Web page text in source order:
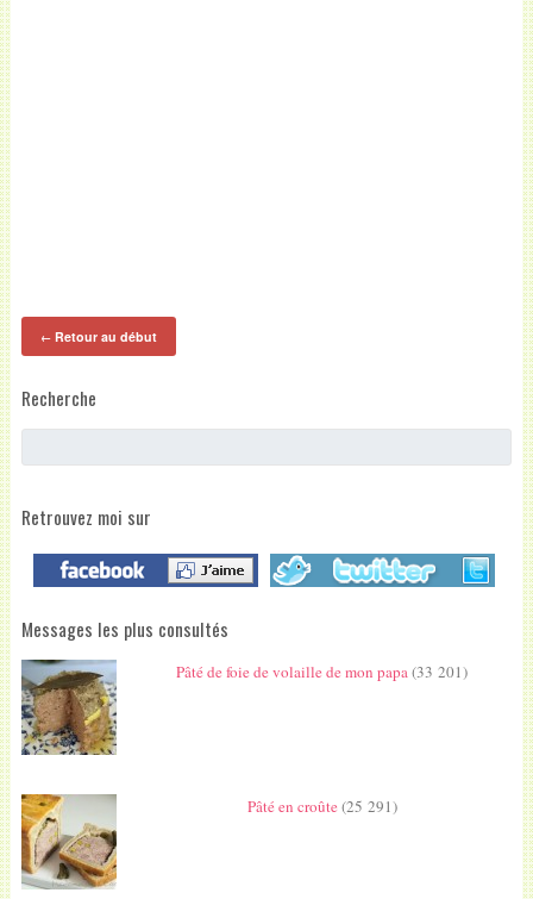
←Retour au début
Recherche
Retrouvez moi sur
Messages les plus consultés
Pâté de foie de volaille de mon papa(33 201)
Pâté en croûte(25 291)